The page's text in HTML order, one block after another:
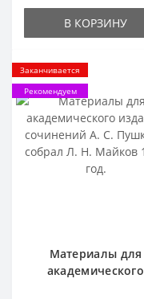
В КОРЗИНУ
Заканчивается
Рекомендуем
Материалы для
академического